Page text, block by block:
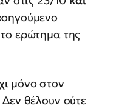
ερώτημα της
μόνο στον
θέλουν ούτε